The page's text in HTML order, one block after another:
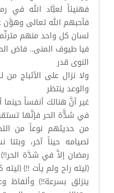
فهنيئاً لعبَّاد الله في
فأحبهم الله تعالى
لسان كل واحد منهم
فيا طيوف المنى.. فاض
النوى قدر
ولا نزال على الأثباج
والوعد ينتظر
غير أنَّ هنالك أنفساً
في شدَّّة الحر فإنَّها
من حديثهم نوعاً من
لصيامه حيناً آخر،
رمضان إلاَّ في شدَّة
(ليته راح ولم يأت !!)
ينزلق بسرعة!!) وألفاظ